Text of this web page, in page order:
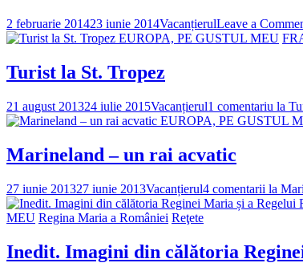
2 februarie 201423 iunie 2014VacanțierulLeave a
EUROPA, PE GUSTUL MEU
Turist la St. Tropez
21 august 201324 iulie 2015Vacanțierul1 comentariu la
EUROPA, PE GUSTUL
Marineland – un rai acvatic
27 iunie 201327 iunie 2013Vacanțierul4 comentarii la
MEU Regina Maria a României Reţete
Inedit. Imagini din călătoria